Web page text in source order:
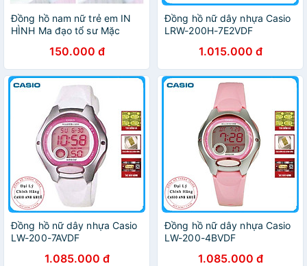
Đồng hồ nam nữ trẻ em IN
HÌNH Ma đạo tổ sư Mặc
da mặt kính150.000 đ
Đồng hồ nữ dây nhựa Casio
LRW-200H-7E2VDF
1.015.000 đ
Đồng hồ nữ dây nhựa Casio
LW-200-7AVDF
1.085.000 đ
Đồng hồ nữ dây nhựa Casio
LW-200-4BVDF
1.085.000 đ